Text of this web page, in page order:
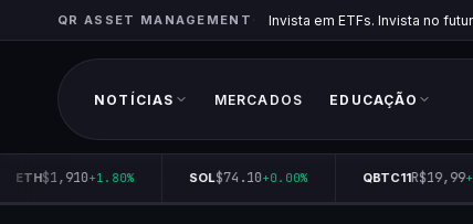
QR ASSET MANAGEMENT Invista em ETFs. Invista no
NOTÍCIAS MERCADOS EDUCAÇÃO
ETH$1,910+1.80% SOL$74.10+0.00% QBTC11R$19,99